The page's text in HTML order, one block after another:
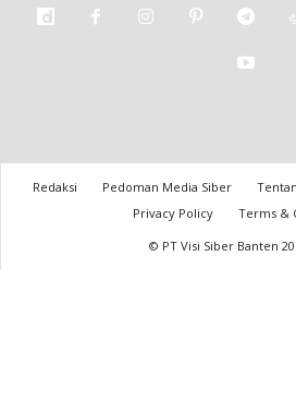
Redaksi Pedoman Media Siber
Privacy Policy
Terms &
© PT Visi Siber Banten